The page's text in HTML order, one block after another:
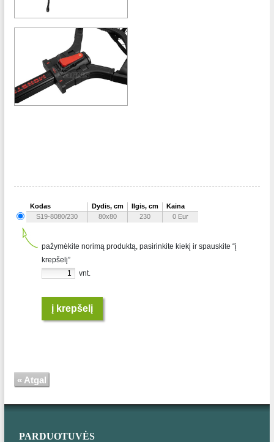
Kodas Dydis, cm Ilgis, cm
Kaina
S19-8080/230
80x80 230 0 Eur
pažymėkite norimą produktą, pasirinkite kiekį ir spauskite “į
krepšelį”
vnt.
į krepšelį
« Atgal
PARDUOTUVĖS